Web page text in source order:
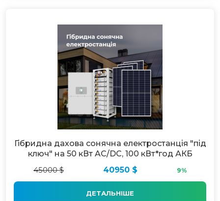
Гібридна дахова сонячна електростанція "під
ключ" на 50 кВт AC/DC, 100 кВт*год АКБ
45000 $
40950 $ 9%
ДЕТАЛЬНІШЕ